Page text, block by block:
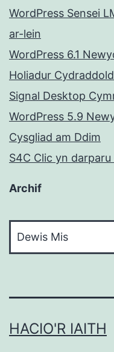
WordPress Sensei
ar-lein
WordPress 6.1
Holiadur
Signal Desktop
WordPress 5.9
Cysgliad am Ddim
S4C Clic yn
Archif
HACIO'R IAITH